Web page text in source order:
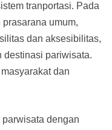
tranportasi. Pada
umum,
dan aksesibilitas,
destinasi pariwisata.
dan
dengan